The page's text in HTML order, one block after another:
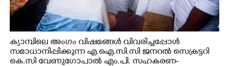
ക്യാമ്പിലെ അംഗം വിഷമങ്ങൾ വിവരിച്ചപ്പോൾ
സമാധാനിപ്പിക്കുന്ന എ.ഐ.സി.സി ജനറൽ സെക്രട്ടറി
കെ.സി വേണുഗോപാൽ എം.പി. സഹകരണ-